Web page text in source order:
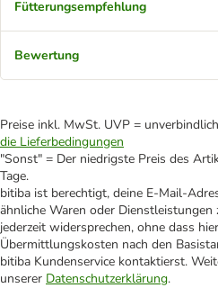
Fütterungsempfehlung
Bewertung
Preise inkl. MwSt. UVP =
die Lieferbedingungen
"Sonst" = Der niedrigste Preis des
Tage.
bitiba ist berechtigt, deine E-Mail-
ähnliche Waren oder
jederzeit widersprechen, ohne dass
Übermittlungskosten nach den
bitiba Kundenservice kontaktierst.
unserer Datenschutzerklärung.